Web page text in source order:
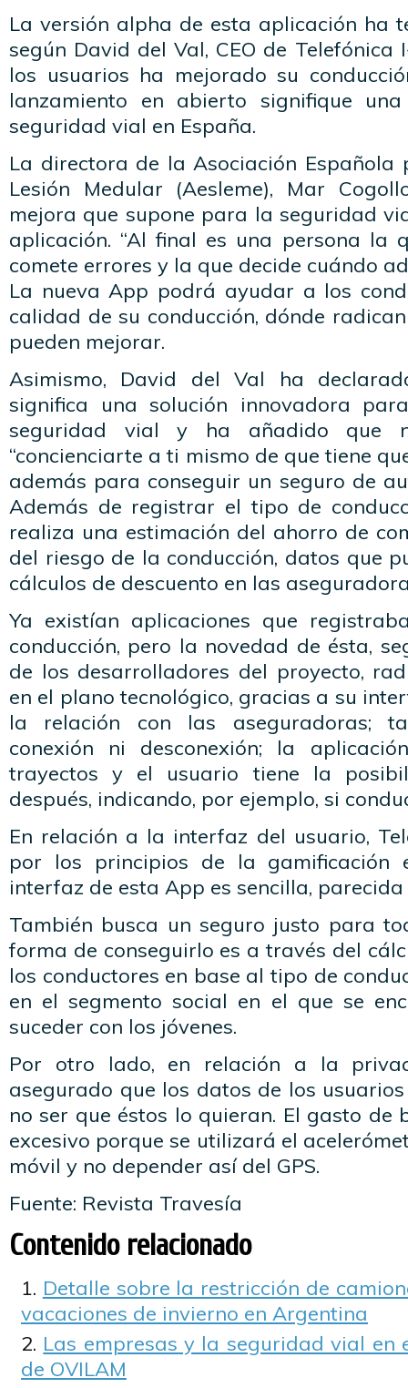
La versión alpha de esta aplicación ha
según David del Val, CEO de Telefónica
los usuarios ha mejorado su
lanzamiento en abierto signifique
seguridad vial en España.
La directora de la Asociación
Lesión Medular (Aesleme), Mar
mejora que supone para la seguridad
aplicación. “Al final es una persona la
comete errores y la que decide cuándo
La nueva App podrá ayudar a los
calidad de su conducción, dónde
pueden mejorar.
Asimismo, David del Val ha
significa una solución innovadora
seguridad vial y ha añadido que
“concienciarte a ti mismo de que tiene
además para conseguir un seguro de
Además de registrar el tipo de
realiza una estimación del ahorro de
del riesgo de la conducción, datos que
cálculos de descuento en las
Ya existían aplicaciones que
conducción, pero la novedad de ésta,
de los desarrolladores del proyecto,
en el plano tecnológico, gracias a su
la relación con las aseguradoras;
conexión ni desconexión; la
trayectos y el usuario tiene la
después, indicando, por ejemplo, si
En relación a la interfaz del usuario,
por los principios de la gamificación
interfaz de esta App es sencilla,
También busca un seguro justo para
forma de conseguirlo es a través del
los conductores en base al tipo de
en el segmento social en el que se
suceder con los jóvenes.
Por otro lado, en relación a la
asegurado que los datos de los
no ser que éstos lo quieran. El gasto de
excesivo porque se utilizará el
móvil y no depender así del GPS.
Fuente: Revista Travesía
Contenido relacionado
Detalle sobre la restricción de
vacaciones de invierno en Argentina
Las empresas y la seguridad vial en
de OVILAM